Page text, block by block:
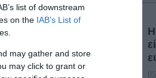
list of downstream
on the IAB’s List of
may gather and store
may click to grant or